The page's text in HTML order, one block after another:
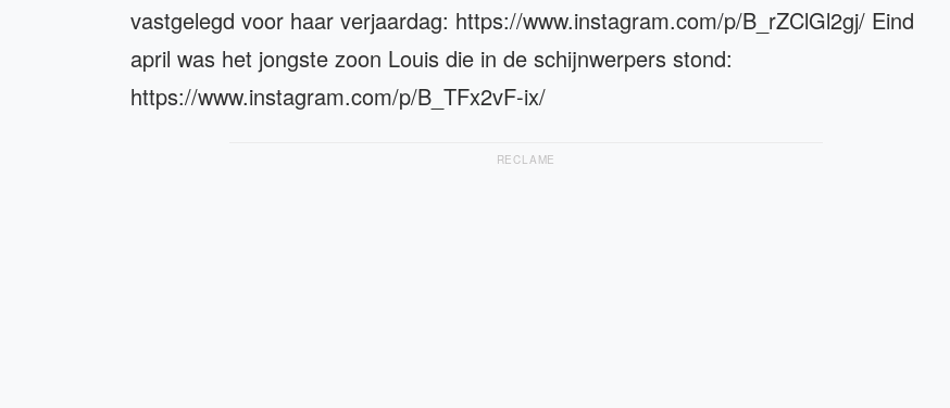
vastgelegd voor haar verjaardag: https://www.instagram.com/p/B_rZClGl2gj/ Eind
april was het jongste zoon Louis die in de schijnwerpers stond:
https://www.instagram.com/p/B_TFx2vF-ix/
RECLAME